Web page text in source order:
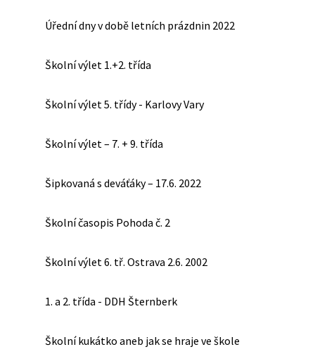
Úřední dny v době letních prázdnin 2022
Školní výlet 1.+2. třída
Školní výlet 5. třídy - Karlovy Vary
Školní výlet – 7. + 9. třída
Šipkovaná s deváťáky – 17.6. 2022
Školní časopis Pohoda č. 2
Školní výlet 6. tř. Ostrava 2.6. 2002
1. a 2. třída - DDH Šternberk
Školní kukátko aneb jak se hraje ve škole